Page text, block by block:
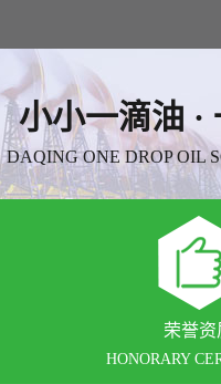
小小一滴油 ·
DAQING ONE DROP OIL
荣誉资
HONORARY